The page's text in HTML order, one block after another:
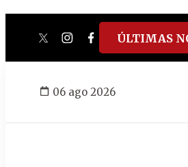
twitterinstagram
facebook
tiktok
ÚLTIMAS
06 ago 2026